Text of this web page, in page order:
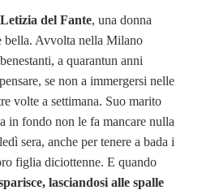
Letizia del Fante, una donna
bella. Avvolta nella Milano
a quarantun anni
se non a immergersi nelle
volte a settimana. Suo marito
in fondo non le fa mancare nulla
sera, anche per tenere a bada i
figlia diciottenne. E quando
lasciandosi alle spalle